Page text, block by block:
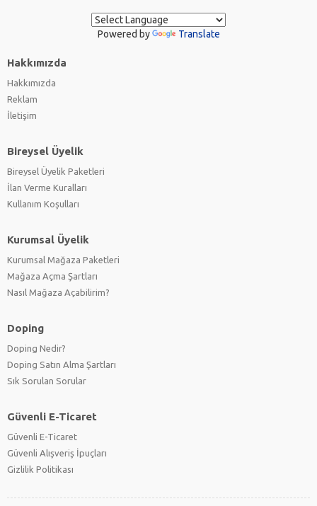
Powered by Translate
Hakkımızda
Hakkımızda
Reklam
İletişim
Bireysel Üyelik
Bireysel Üyelik Paketleri
İlan Verme Kuralları
Kullanım Koşulları
Kurumsal Üyelik
Kurumsal Mağaza Paketleri
Mağaza Açma Şartları
Nasıl Mağaza Açabilirim?
Doping
Doping Nedir?
Doping Satın Alma Şartları
Sık Sorulan Sorular
Güvenli E-Ticaret
Güvenli E-Ticaret
Güvenli Alışveriş İpuçları
Gizlilik Politikası